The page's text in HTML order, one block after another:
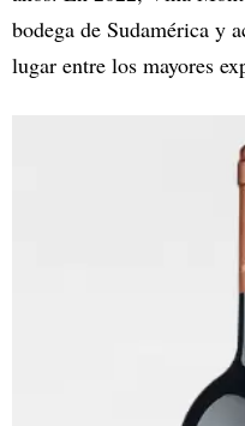
bodega de Sudamérica y
lugar entre los mayores